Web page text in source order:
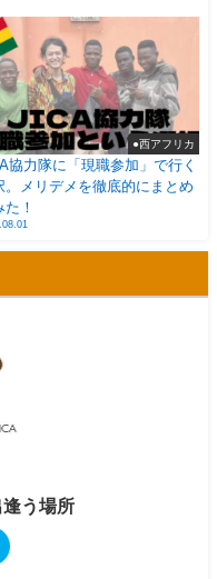
●西アフリカ
協力隊に「現職参加」で行く
。メリデメを徹底的にまとめ
た！
逢う場所